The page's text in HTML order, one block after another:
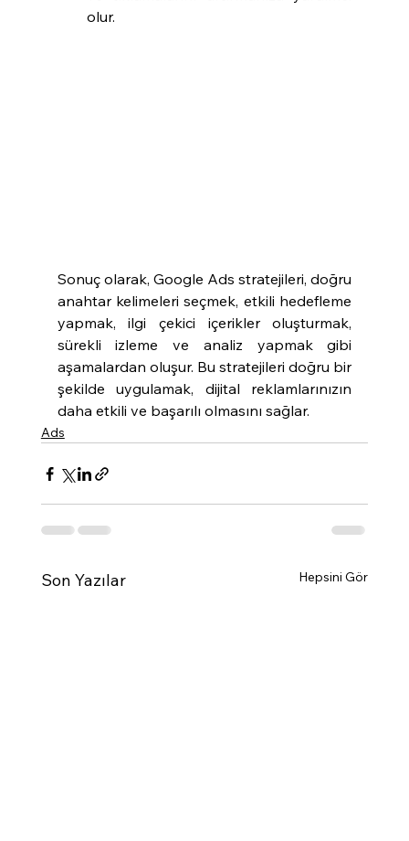
olur.
Sonuç olarak, Google Ads stratejileri, doğru
anahtar kelimeleri seçmek, etkili hedefleme
yapmak, ilgi çekici içerikler oluşturmak,
sürekli izleme ve analiz yapmak gibi
aşamalardan oluşur. Bu stratejileri doğru bir
şekilde uygulamak, dijital reklamlarınızın
daha etkili ve başarılı olmasını sağlar.
Ads
Son Yazılar Hepsini Gör